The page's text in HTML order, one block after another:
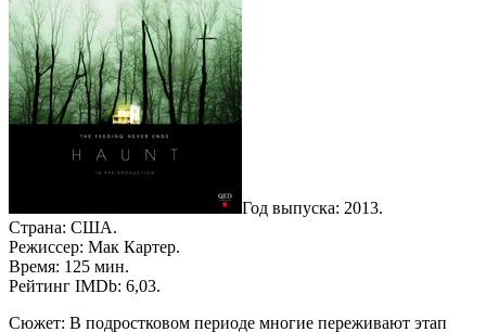
Год выпуска: 2013.
Страна: США.
Режиссер: Мак Картер.
Время: 125 мин.
Рейтинг IMDb: 6,03.
Сюжет: В подростковом периоде многие переживают этап